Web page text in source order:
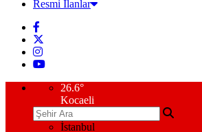
Resmi İlanlar
26.6°
Kocaeli
İstanbul